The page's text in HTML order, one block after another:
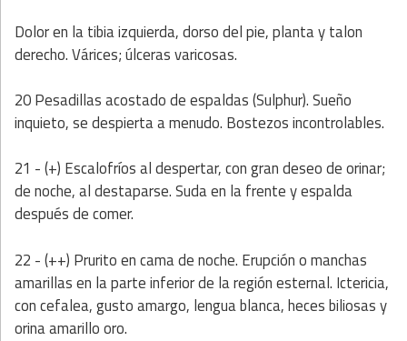
Dolor en la tibia izquierda, dorso del pie, planta y talon
derecho. Várices; úlceras varicosas.
20 Pesadillas acostado de espaldas (Sulphur). Sueño
inquieto, se despierta a menudo. Bostezos incontrolables.
21 - (+) Escalofríos al despertar, con gran deseo de orinar;
de noche, al destaparse. Suda en la frente y espalda
después de comer.
22 - (++) Prurito en cama de noche. Erupción o manchas
amarillas en la parte inferior de la región esternal. Ictericia,
con cefalea, gusto amargo, lengua blanca, heces biliosas y
orina amarillo oro.